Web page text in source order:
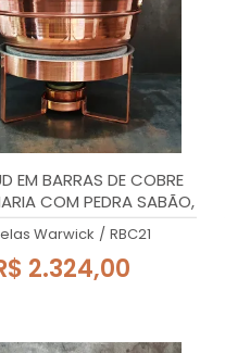
EM BARRAS DE COBRE
COM PEDRA SABÃO,
2,3 Litros
Warwick / RBC21
2.324,00